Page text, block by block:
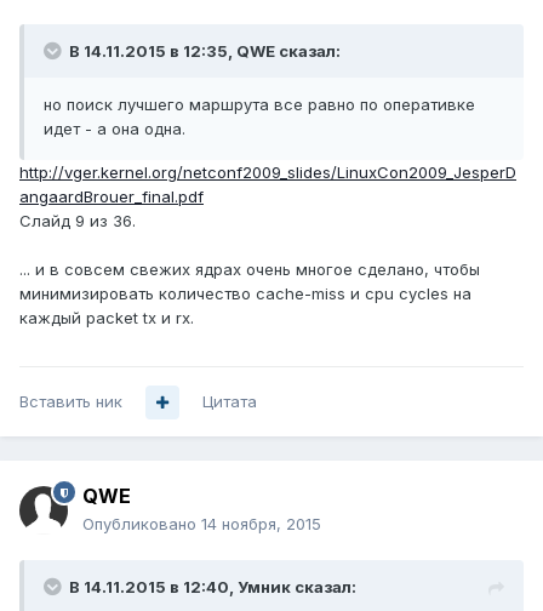
В 14.11.2015 в 12:35, QWE сказал:
но поиск лучшего маршрута все равно по оперативке
идет - а она одна.
http://vger.kernel.org/netconf2009_slides/LinuxCon2009_JesperD
angaardBrouer_final.pdf
Слайд 9 из 36.
... и в совсем свежих ядрах очень многое сделано, чтобы
минимизировать количество cache-miss и cpu cycles на
каждый packet tx и rx.
Вставить ник Цитата
QWE
Опубликовано 14 ноября, 2015
В 14.11.2015 в 12:40, Умник сказал: